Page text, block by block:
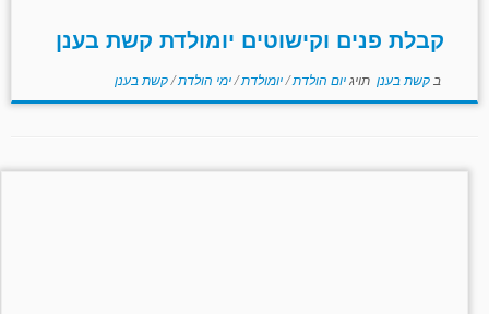
קבלת פנים וקישוטים יומולדת קשת בענן
ב קשת בענן תויגיום הולדת/יומולדת/ימי הולדת/קשת בענן